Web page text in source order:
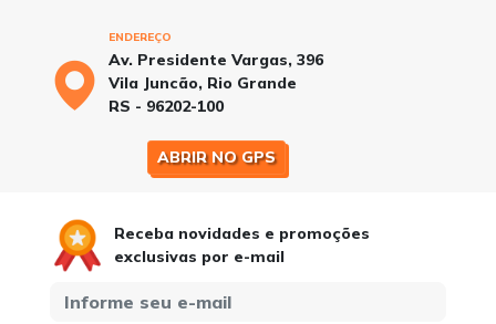
ENDEREÇO
Av. Presidente Vargas, 396
Vila Juncão, Rio Grande
RS - 96202-100
ABRIR NO GPS
Receba novidades e promoções
exclusivas por e-mail